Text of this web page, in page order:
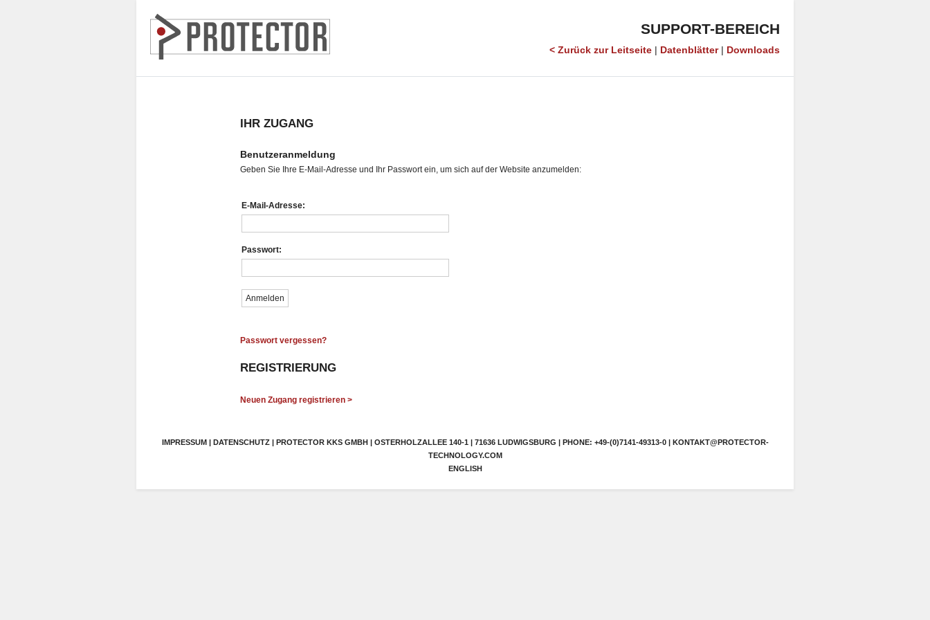
SUPPORT-BEREICH
< Zurück zur Leitseite | Datenblätter| Downloads
IHR ZUGANG
Benutzeranmeldung
Geben Sie Ihre E-Mail-Adresse und Ihr Passwort ein, um sich auf der Website anzumelden:
E-Mail-Adresse:
Passwort:
Passwort vergessen?
REGISTRIERUNG
Neuen Zugang registrieren >
IMPRESSUM | DATENSCHUTZ | PROTECTOR KKS GMBH | OSTERHOLZALLEE 140-1 | 71636 LUDWIGSBURG | PHONE: +49-(0)7141-49313-0 |
KONTAKT@PROTECTOR-
TECHNOLOGY.COM
ENGLISH